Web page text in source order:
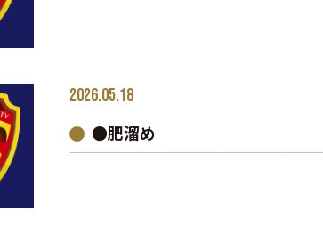
2026.05.18
●肥溜め